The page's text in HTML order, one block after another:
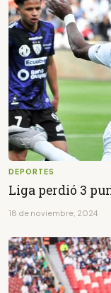
DEPORTES
Liga perdió 3
18 de noviembre, 2024